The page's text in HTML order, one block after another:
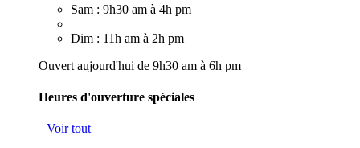
Sam : 9h30 am à 4h pm
Dim : 11h am à 2h pm
Ouvert aujourd'hui de 9h30 am à 6h pm
Heures d'ouverture spéciales
Voir tout